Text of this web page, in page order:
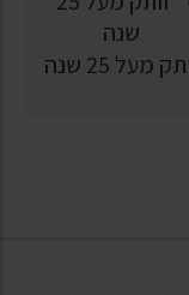
מעל 25 שנה